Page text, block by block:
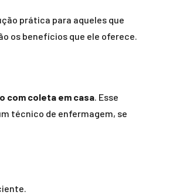
prática para aqueles que
os benefícios que ele oferece.
com coleta em casa. Esse
técnico de enfermagem, se